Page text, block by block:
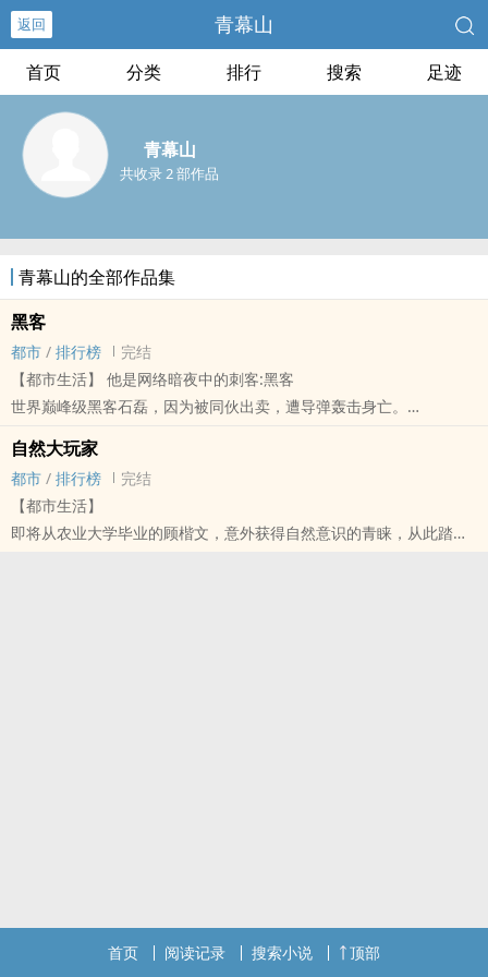
返回 青幕山
首页 分类 排行 搜索 足迹
青幕山
共收录 2 部作品
青幕山的全部作品集
黑客
都市 / 排行榜
完结
【都市生活】 他是网络暗夜中的刺客:黑客
世界巅峰级黑客石磊，因为被同伙出卖，遭导弹轰击身亡。
上天跟他开了一个玩笑，让他重生回到六年前，回到那个大学的初
秋。
拥有再来一次的机会，并且还拥有世界巅峰级黑客技术，石磊决定改
变自己的人生！
前世，他只是暗夜中的刺客，虽然让人闻风丧胆，却总躲躲藏藏。
自然大玩家
都市 / 排行榜
完结
【都市生活】
即将从农业大学毕业的顾楷文，意外获得自然意识的青睐，从此踏上
首页 阅读记录 搜索小说 顶部